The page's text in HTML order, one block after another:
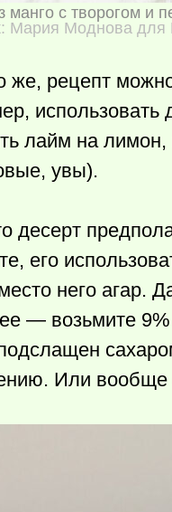
манго с творогом и
Мария Моднова для
же, рецепт
использовать
лайм на лимон,
увы).
десерт
его
него агар.
— возьмите
Или вообще